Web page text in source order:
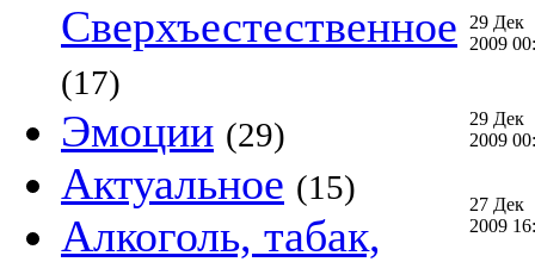
Сверхъестественное
(17)
Эмоции (29)
Актуальное (15)
Алкоголь, табак,
29 Дек
2009
29 Дек
2009
27 Дек
2009